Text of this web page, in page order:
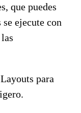
que puedes
ejecute con
para